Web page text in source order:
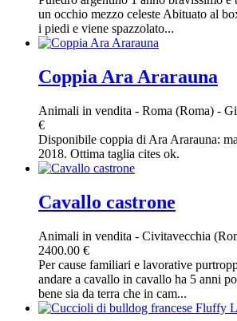
un occhio mezzo celeste Abituato al
i piedi e viene spazzolato...
Coppia Ara Ararauna
Animali in vendita - Roma (Roma) -
€
Disponibile coppia di Ara Ararauna:
2018. Ottima taglia cites ok.
Cavallo castrone
Animali in vendita - Civitavecchia
2400.00 €
Per cause familiari e lavorative
andare a cavallo in cavallo ha 5 anni
bene sia da terra che in cam...